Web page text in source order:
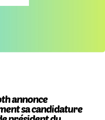
annonce
sa candidature